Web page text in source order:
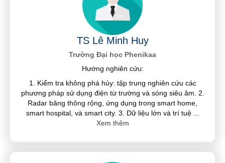
TS Lê Minh Huy
Trường Đại học Phenikaa
Hướng nghiên cứu:
1. Kiểm tra không phá hủy: tập trung nghiên cứu các
phương pháp sử dụng điện từ trường và sóng siêu âm. 2.
Radar băng thông rộng, ứng dụng trong smart home,
smart hospital, và smart city. 3. Dữ liệu lớn và trí tuệ
Xem thêm